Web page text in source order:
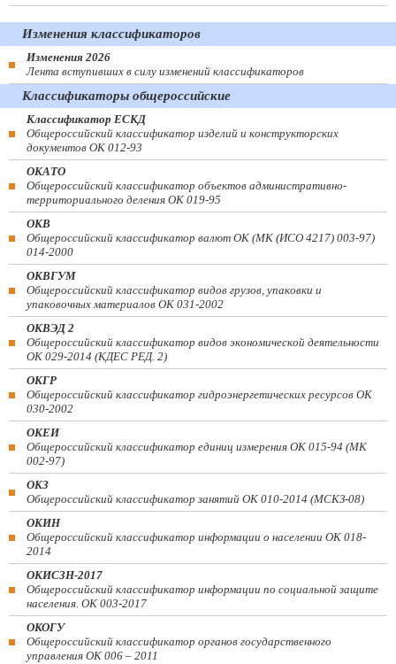
Изменения классификаторов
Изменения 2026
Лента вступивших в силу изменений классификаторов
Классификаторы общероссийские
Классификатор ЕСКД
Общероссийский классификатор изделий и конструкторских
документов ОК 012-93
ОКАТО
Общероссийский классификатор объектов административно-
территориального деления ОК 019-95
ОКВ
Общероссийский классификатор валют ОК (МК (ИСО 4217) 003-97)
014-2000
ОКВГУМ
Общероссийский классификатор видов грузов, упаковки и
упаковочных материалов ОК 031-2002
ОКВЭД 2
Общероссийский классификатор видов экономической деятельности
ОК 029-2014 (КДЕС РЕД. 2)
ОКГР
Общероссийский классификатор гидроэнергетических ресурсов ОК
030-2002
ОКЕИ
Общероссийский классификатор единиц измерения ОК 015-94 (МК
002-97)
ОКЗ
Общероссийский классификатор занятий ОК 010-2014 (МСКЗ-08)
ОКИН
Общероссийский классификатор информации о населении ОК 018-
2014
ОКИСЗН-2017
Общероссийский классификатор информации по социальной защите
населения. ОК 003-2017
ОКОГУ
Общероссийский классификатор органов государственного
управления ОК 006 – 2011